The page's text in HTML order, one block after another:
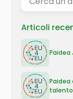
Articoli
Paidea
Paidea